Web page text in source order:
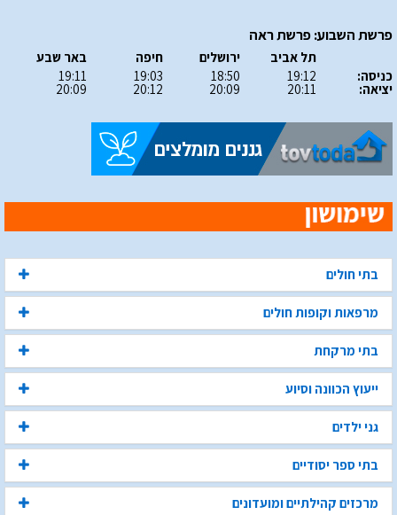
פרשת השבוע: פרשת ראה
כניסה:
יציאה:
תל אביב
19:12
20:11
ירושלים
18:50
20:09
חיפה
19:03
20:12
באר שבע
19:11
20:09
בתי חולים
מרפאות וקופות חולים
בתי מרקחת
ייעוץ הכוונה וסיוע
גני ילדים
בתי ספר יסודיים
מרכזים קהילתיים ומועדונים